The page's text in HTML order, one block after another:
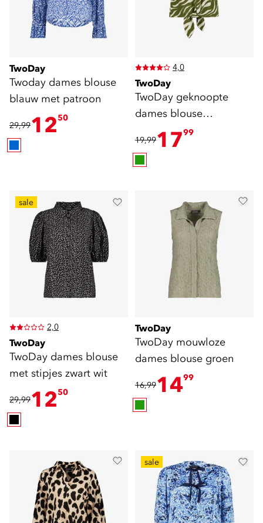
TwoDay
Twoday dames blouse
blauw met patroon
29,991250
4,0
TwoDay
TwoDay geknoopte
dames blouse
zebraprint groen wit
19,991799
sale
2,0
TwoDay
TwoDay dames blouse
met stipjes zwart wit
29,991250
TwoDay
TwoDay mouwloze
dames blouse groen
16,991499
sale